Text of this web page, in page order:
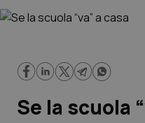
Cronache
Governo e
Se la scuola